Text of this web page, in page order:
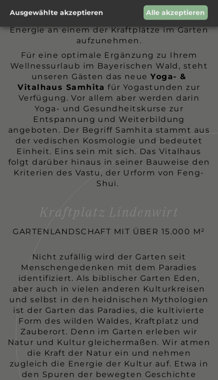
sich wiederzufinden. Um in der Gruppe oder
allein zu sein, zu meditieren oder neue
Energie an einem der Kraftplätze im Garten
aufzunehmen.
Für eine optimale Ergänzung zu Ihrem
Wellnessurlaub im Bayerischen Wald, steht
unseren Gästen das neueYoga- &
Vitalhaus Samhita für Yogastunden zur
Verfügung. Vor allem aber werden darin
Yoga- und Gesundheitskurse zur
Entspannung und Weiterbildung
angeboten. Der Begriff Samhita stammt aus
der vedischen Kosmologie und bedeutet
Einheit. Eins sein mit sich. Das Vitalhaus
folgt darüber hinaus in seiner Bauweise den
Kriterien des Vastu, der Urform von Feng-
Shui.
Kraftplatz Lindenwirt
GARTENLANDSCHAFT MIT ÜBER 15.000 M²
Nicht zufällig wird der Garten seit
Menschengedenken mit dem Paradies
identifiziert. Als biblischer Garten Eden,
aber auch in vielen anderen Kulturkreisen
und selbst in den heidnischen Mythologien
ist der Garten das Paradies, die kultivierte
Form des wilden Waldes, Kraftplatz und
Zauberort. Denn im Garten erleben wir
Natur und Kultur gleichermaßen. Wir atmen
die Kraft der Natur ein und nehmen
zugleich die Energie der Kultur auf. Etwa in
den Spuren der bewegten Geschichte
Ausgewählte akzeptieren Alle akzeptieren